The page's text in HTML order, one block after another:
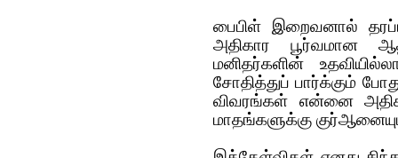
பைபிள் இறைவனால்
அதிகார பூர்வமான
மனிதர்களின்
சோதித்துப் பார்க்கும்
விவரங்கள் என்னை
மாதங்களுக்கு